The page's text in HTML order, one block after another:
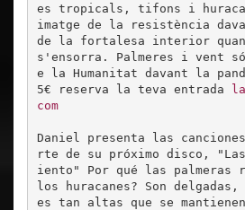
es tropicals, tifons i
imatge de la resistència
de la fortalesa interior
s'ensorra. Palmeres i vent
e la Humanitat davant la
5€ reserva la teva entrada
com
Daniel presenta las
rte de su próximo disco,
iento" Por qué las palmeras
los huracanes? Son
es tan altas que se